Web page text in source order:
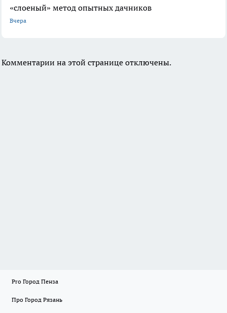
«слоеный» метод опытных дачников
Вчера
Комментарии на этой странице отключены.
Pro Город Пенза
Про Город Рязань